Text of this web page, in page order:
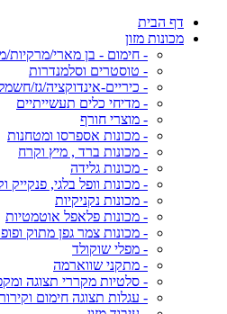
דף הבית
מכונות מזון
- חימום - בן מארי/מרקיות/
- טוסטרים וסלמנדרות
- כיריים-אינדוקציה/גז/
- מדיחי כלים תעשייתיים
- מוצרי חורף
- מכונות אספרסו ומטחנות
- מכונות ברד , מיץ וקרח
- מכונות גלידה
- מכונות וופל בלגי, פנקייק
- מכונות נקניקיות
- מכונות פלאפל אוטמטיות
- מכונות צמר גפן מתוק
- מפלי שוקולד
- מתקני שווארמה
- סלטיות מקררי תצוגה
- עגלות תצוגה חימום וקירור